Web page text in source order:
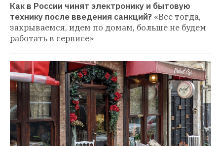
Как в России чинят электронику и бытовую
технику после введения санкций? «Все тогда,
закрываемся, идем по домам, больше не будем
работать в сервисе»